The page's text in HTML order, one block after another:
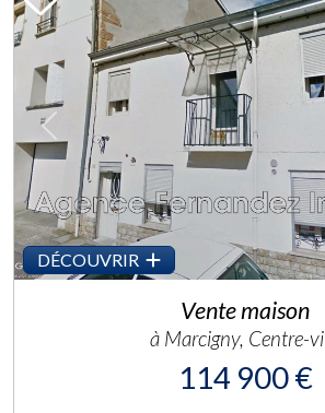
Previous
DÉCOUVRIR
Vente maison
à Marcigny, Centre-
114 900 €